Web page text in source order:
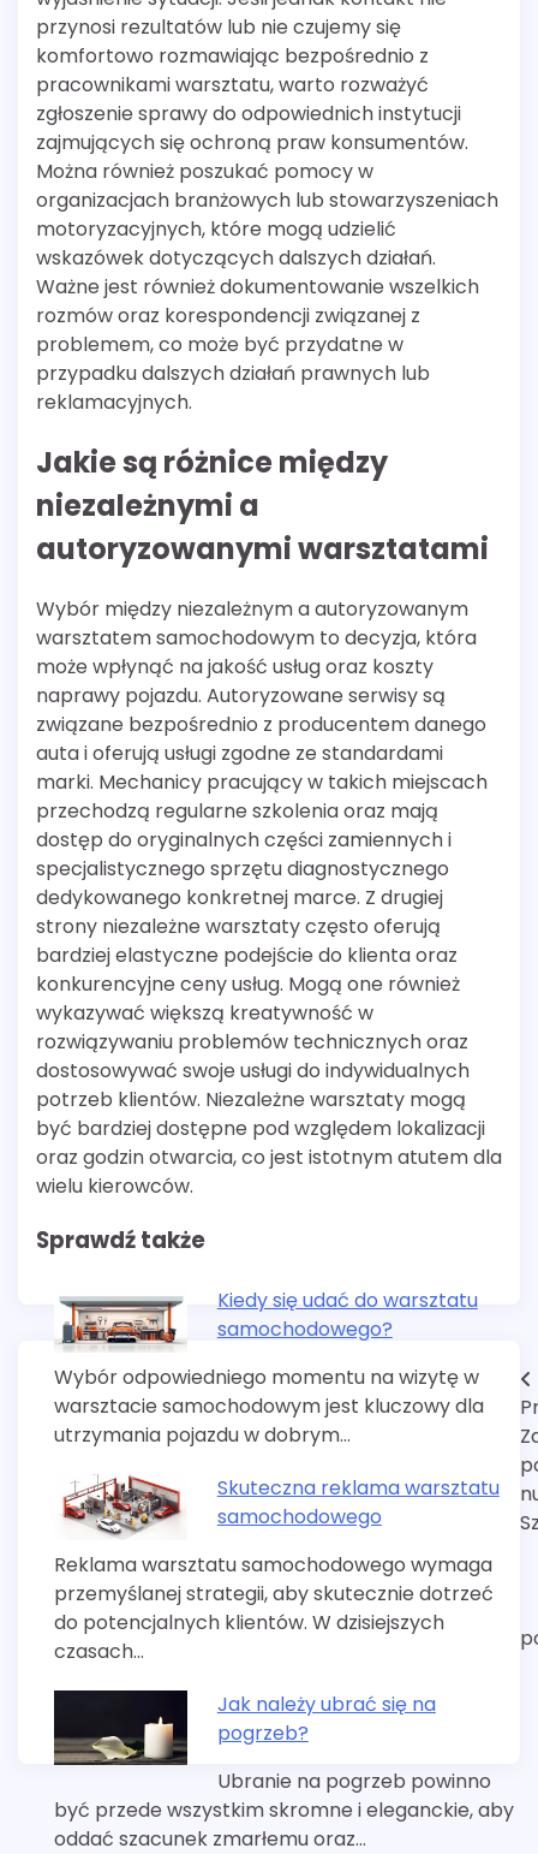
przynosi rezultatów lub nie czujemy się
komfortowo rozmawiając bezpośrednio z
pracownikami warsztatu, warto rozważyć
zgłoszenie sprawy do odpowiednich instytucji
zajmujących się ochroną praw konsumentów.
Można również poszukać pomocy w
organizacjach branżowych lub stowarzyszeniach
motoryzacyjnych, które mogą udzielić
wskazówek dotyczących dalszych działań.
Ważne jest również dokumentowanie wszelkich
rozmów oraz korespondencji związanej z
problemem, co może być przydatne w
przypadku dalszych działań prawnych lub
reklamacyjnych.
Jakie są różnice między
niezależnymi a
autoryzowanymi warsztatami
Wybór między niezależnym a autoryzowanym
warsztatem samochodowym to decyzja, która
może wpłynąć na jakość usług oraz koszty
naprawy pojazdu. Autoryzowane serwisy są
związane bezpośrednio z producentem danego
auta i oferują usługi zgodne ze standardami
marki. Mechanicy pracujący w takich miejscach
przechodzą regularne szkolenia oraz mają
dostęp do oryginalnych części zamiennych i
specjalistycznego sprzętu diagnostycznego
dedykowanego konkretnej marce. Z drugiej
strony niezależne warsztaty często oferują
bardziej elastyczne podejście do klienta oraz
konkurencyjne ceny usług. Mogą one również
wykazywać większą kreatywność w
rozwiązywaniu problemów technicznych oraz
dostosowywać swoje usługi do indywidualnych
potrzeb klientów. Niezależne warsztaty mogą
być bardziej dostępne pod względem lokalizacji
oraz godzin otwarcia, co jest istotnym atutem dla
wielu kierowców.
Sprawdź także
Kiedy się udać do warsztatu
samochodowego?
Wybór odpowiedniego momentu na wizytę w
warsztacie samochodowym jest kluczowy dla
utrzymania pojazdu w dobrym…
Skuteczna reklama warsztatu
samochodowego
Reklama warsztatu samochodowego wymaga
przemyślanej strategii, aby skutecznie dotrzeć
do potencjalnych klientów. W dzisiejszych
czasach…
Jak należy ubrać się na
pogrzeb?
Ubranie na pogrzeb powinno
być przede wszystkim skromne i eleganckie, aby
oddać szacunek zmarłemu oraz…
Nawigacja
wpisu